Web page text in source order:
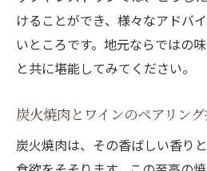
けることができ、様々なアドバ
いところです。地元ならではの
と共に堪能してみてください。
炭火焼肉とワインのペアリン
炭火焼肉は、その香ばしい香り